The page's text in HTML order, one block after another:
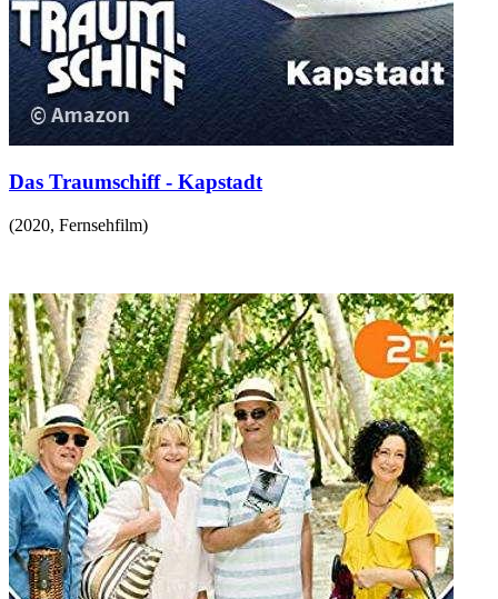
Das Traumschiff - Kapstadt
(2020, Fernsehfilm)